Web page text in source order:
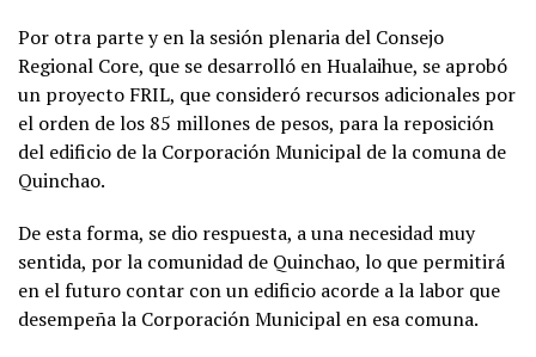
Por otra parte y en la sesión plenaria del Consejo
Regional Core, que se desarrolló en Hualaihue, se aprobó
un proyecto FRIL, que consideró recursos adicionales por
el orden de los 85 millones de pesos, para la reposición
del edificio de la Corporación Municipal de la comuna de
Quinchao.
De esta forma, se dio respuesta, a una necesidad muy
sentida, por la comunidad de Quinchao, lo que permitirá
en el futuro contar con un edificio acorde a la labor que
desempeña la Corporación Municipal en esa comuna.